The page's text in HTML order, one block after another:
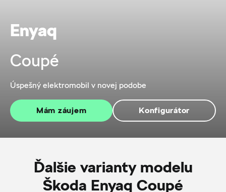
Enyaq
Coupé
Úspešný elektromobil v novej podobe
Mám záujem Konfigurátor
Ďalšie varianty modelu
Škoda Enyaq Coupé